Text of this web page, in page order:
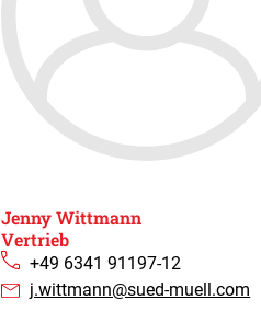
Jenny Wittmann​
Vertrieb
+49 6341 91197-12
j.wittmann@sued-muell.com